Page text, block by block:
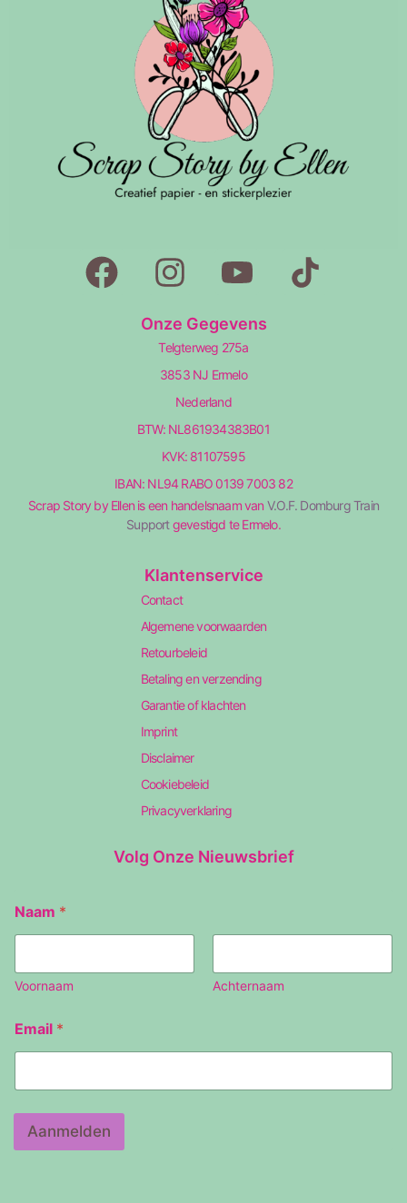
Onze Gegevens
Telgterweg 275a
3853 NJ Ermelo
Nederland
BTW: NL861934383B01
KVK: 81107595
IBAN: NL94 RABO 0139 7003 82
Scrap Story by Ellen is een handelsnaam van V.O.F. Domburg Train
Supportgevestigd te Ermelo.
Klantenservice
Contact
Algemene voorwaarden
Retourbeleid
Betaling en verzending
Garantie of klachten
Imprint
Disclaimer
Cookiebeleid
Privacyverklaring
Volg Onze Nieuwsbrief
Naam *
Voornaam Achternaam
a
a
E
a
l
Email *
Aanmelden